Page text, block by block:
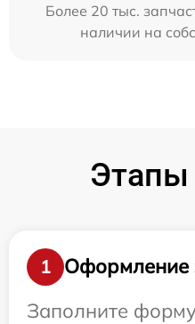
Более 20 тыс.
наличии на
Этапы
1
Оформление
Заполните